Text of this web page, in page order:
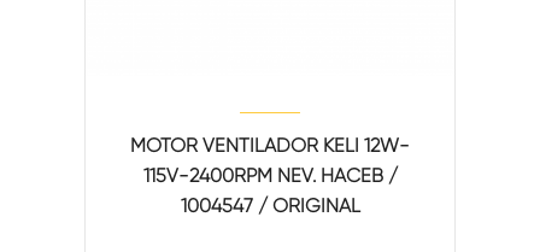
MOTOR VENTILADOR KELI 12W-
115V-2400RPM NEV. HACEB /
1004547 / ORIGINAL